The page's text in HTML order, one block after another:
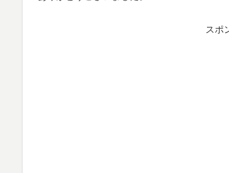
スポ